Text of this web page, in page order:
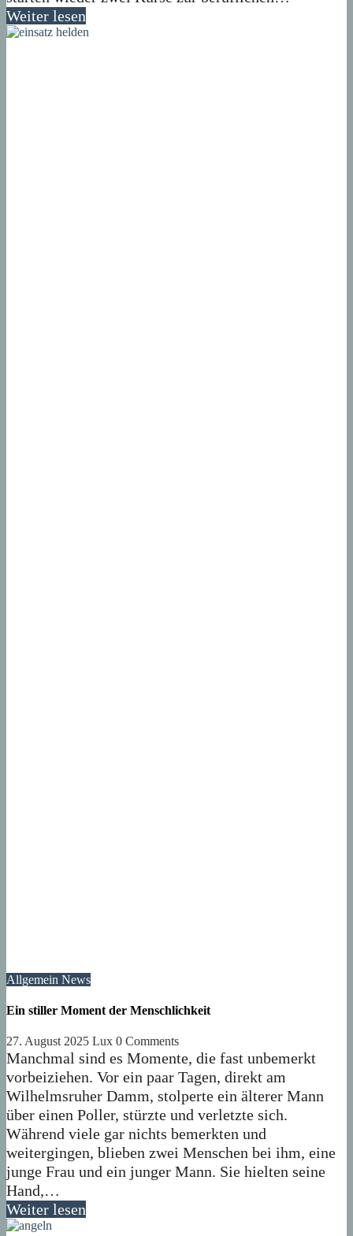
Weiter lesen
Allgemein News
Ein stiller Moment der Menschlichkeit
27. August 2025 Lux 0 Comments
Manchmal sind es Momente, die fast unbemerkt
vorbeiziehen. Vor ein paar Tagen, direkt am
Wilhelmsruher Damm, stolperte ein älterer Mann
über einen Poller, stürzte und verletzte sich.
Während viele gar nichts bemerkten und
weitergingen, blieben zwei Menschen bei ihm, eine
junge Frau und ein junger Mann. Sie hielten seine
Hand,…
Weiter lesen